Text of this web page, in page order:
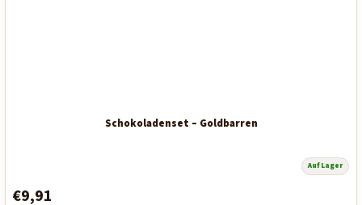
Schokoladenset – Goldbarren
Produktbewertung
Auf Lager
€9,91